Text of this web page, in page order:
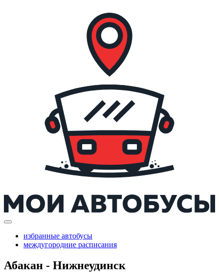
избранные автобусы
междугородние расписания
Абакан - Нижнеудинск